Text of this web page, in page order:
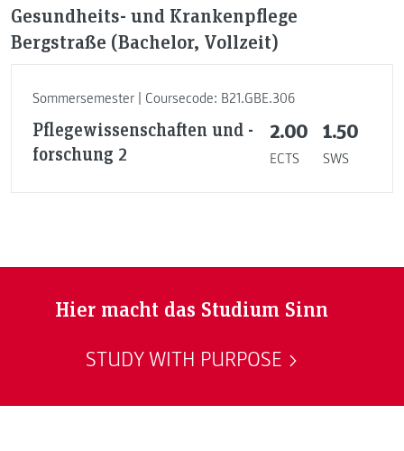
Gesundheits- und Krankenpflege
Bergstraße (Bachelor, Vollzeit)
Sommersemester | Coursecode: B21.GBE.306
Pflegewissenschaften und -
forschung 2
2.00
ECTS
1.50
SWS
Hier macht das Studium Sinn
STUDY WITH PURPOSE